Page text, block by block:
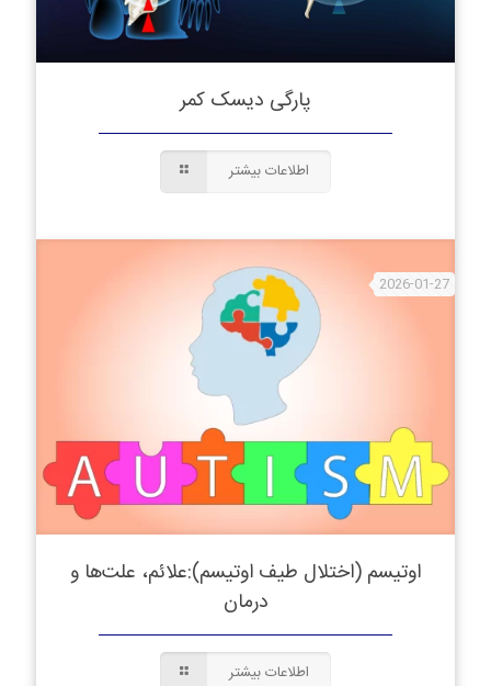
پارگی دیسک کمر
اطلاعات بیشتر
2026-01-27
اوتیسم (اختلال طیف اوتیسم):علائم، علت‌ها و
درمان
اطلاعات بیشتر